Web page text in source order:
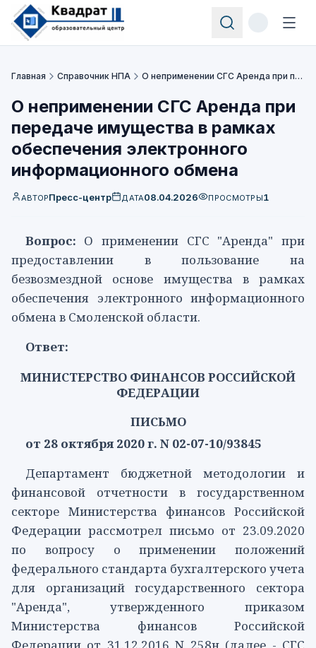
Главная Справочник НПА О неприменении СГС Аренда при передаче имущества в рамках обеспечения электронного информационного обмена
О неприменении СГС Аренда при
передаче имущества в рамках
обеспечения электронного
информационного обмена
АВТОРПресс-центр ДАТА08.04.2026 ПРОСМОТРЫ1
Вопрос: О применении СГС "Аренда" при
предоставлении в пользование на
безвозмездной основе имущества в рамках
обеспечения электронного информационного
обмена в Смоленской области.
Ответ:
МИНИСТЕРСТВО ФИНАНСОВ РОССИЙСКОЙ
ФЕДЕРАЦИИ
ПИСЬМО
от 28 октября 2020 г. N 02-07-10/93845
Департамент бюджетной методологии и
финансовой отчетности в государственном
секторе Министерства финансов Российской
Федерации рассмотрел письмо от 23.09.2020
по вопросу о применении положений
федерального стандарта бухгалтерского учета
для организаций государственного сектора
"Аренда", утвержденного приказом
Министерства финансов Российской